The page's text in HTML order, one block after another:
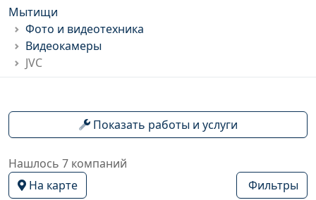
Мытищи
Фото и видеотехника
Видеокамеры
JVC
Показать работы и услуги
Нашлось 7 компаний
На карте
Фильтры